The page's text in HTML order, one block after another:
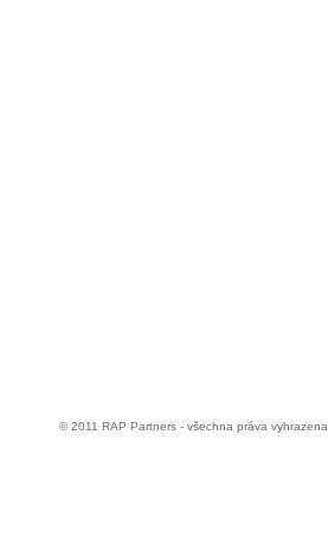
© 2011 RAP Partners - všechna práva vyhrazena